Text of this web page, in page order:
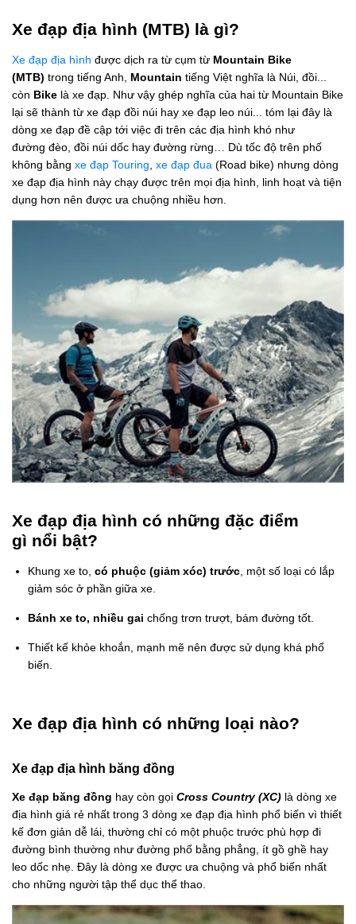
Xe đạp địa hình (MTB) là gì?
Xe đạp địa hình được dịch ra từ cụm từ Mountain Bike
(MTB) trong tiếng Anh, Mountain tiếng Việt nghĩa là Núi, đồi...
còn Bike là xe đạp. Như vậy ghép nghĩa của hai từ Mountain Bike
lại sẽ thành từ xe đạp đồi núi hay xe đạp leo núi... tóm lại đây là
dòng xe đạp đề cập tới việc đi trên các địa hình khó như
đường đèo, đồi núi dốc hay đường rừng… Dù tốc độ trên phố
không bằng xe đạp Touring xe đạp đua (Road bike) nhưng dòng
xe đạp địa hình này chạy được trên mọi địa hình, linh hoạt và tiện
dụng hơn nên được ưa chuộng nhiều hơn.
Xe đạp địa hình có những đặc điểm
gì nổi bật?
Khung xe to, có phuộc (giảm xóc) trước , một số loại có lắp
giảm sóc ở phần giữa xe.
Bánh xe to, nhiều gai chống trơn trượt, bám đường tốt.
Thiết kế khỏe khoắn, mạnh mẽ nên được sử dụng khá phổ
biến.
Xe đạp địa hình có những loại nào?
Xe đạp địa hình băng đồng
Xe đạp băng đồng hay còn gọi Cross Country (XC) là dòng xe
địa hình giá rẻ nhất trong 3 dòng xe đạp địa hình phổ biến vì thiết
kế đơn giản dễ lái, thường chỉ có một phuộc trước phù hợp đi
đường bình thường như đường phố bằng phẳng, ít gồ ghề hay
leo dốc nhẹ. Đây là dòng xe được ưa chuộng và phổ biến nhất
cho những người tập thể dục thể thao.